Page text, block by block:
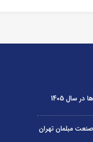
سال 1405
مبلمان تهران